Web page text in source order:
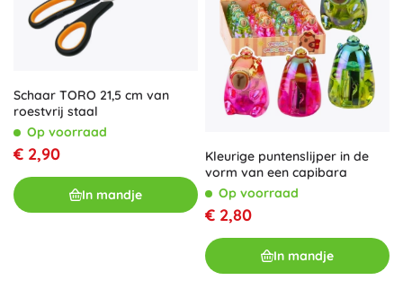
Schaar TORO 21,5 cm van
roestvrij staal
Op voorraad
€ 2,90
In mandje
Kleurige puntenslijper in de
vorm van een capibara
Op voorraad
€ 2,80
In mandje